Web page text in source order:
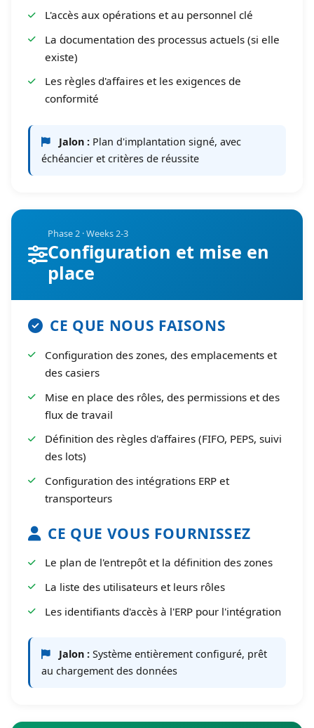
L'accès aux opérations et au personnel clé
La documentation des processus actuels (si elle
existe)
Les règles d'affaires et les exigences de
conformité
Jalon : Plan d'implantation signé, avec
échéancier et critères de réussite
Phase 2 · Weeks 2-3
Configuration et mise en
place
CE QUE NOUS FAISONS
Configuration des zones, des emplacements et
des casiers
Mise en place des rôles, des permissions et des
flux de travail
Définition des règles d'affaires (FIFO, PEPS, suivi
des lots)
Configuration des intégrations ERP et
transporteurs
CE QUE VOUS FOURNISSEZ
Le plan de l'entrepôt et la définition des zones
La liste des utilisateurs et leurs rôles
Les identifiants d'accès à l'ERP pour l'intégration
Jalon : Système entièrement configuré, prêt
au chargement des données